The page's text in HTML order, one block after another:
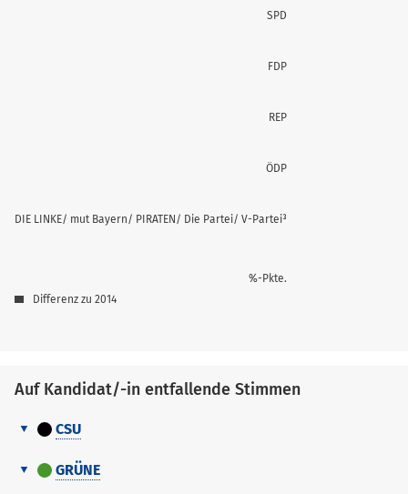
SPD
FDP
REP
ÖDP
DIE LINKE/ mut Bayern/ PIRATEN/ Die Partei/ V-Partei³
%-Pkte.
Differenz zu 2014
Auf Kandidat/-in entfallende Stimmen
CSU
Kandidat/-
Name, Vorname
GRÜNE